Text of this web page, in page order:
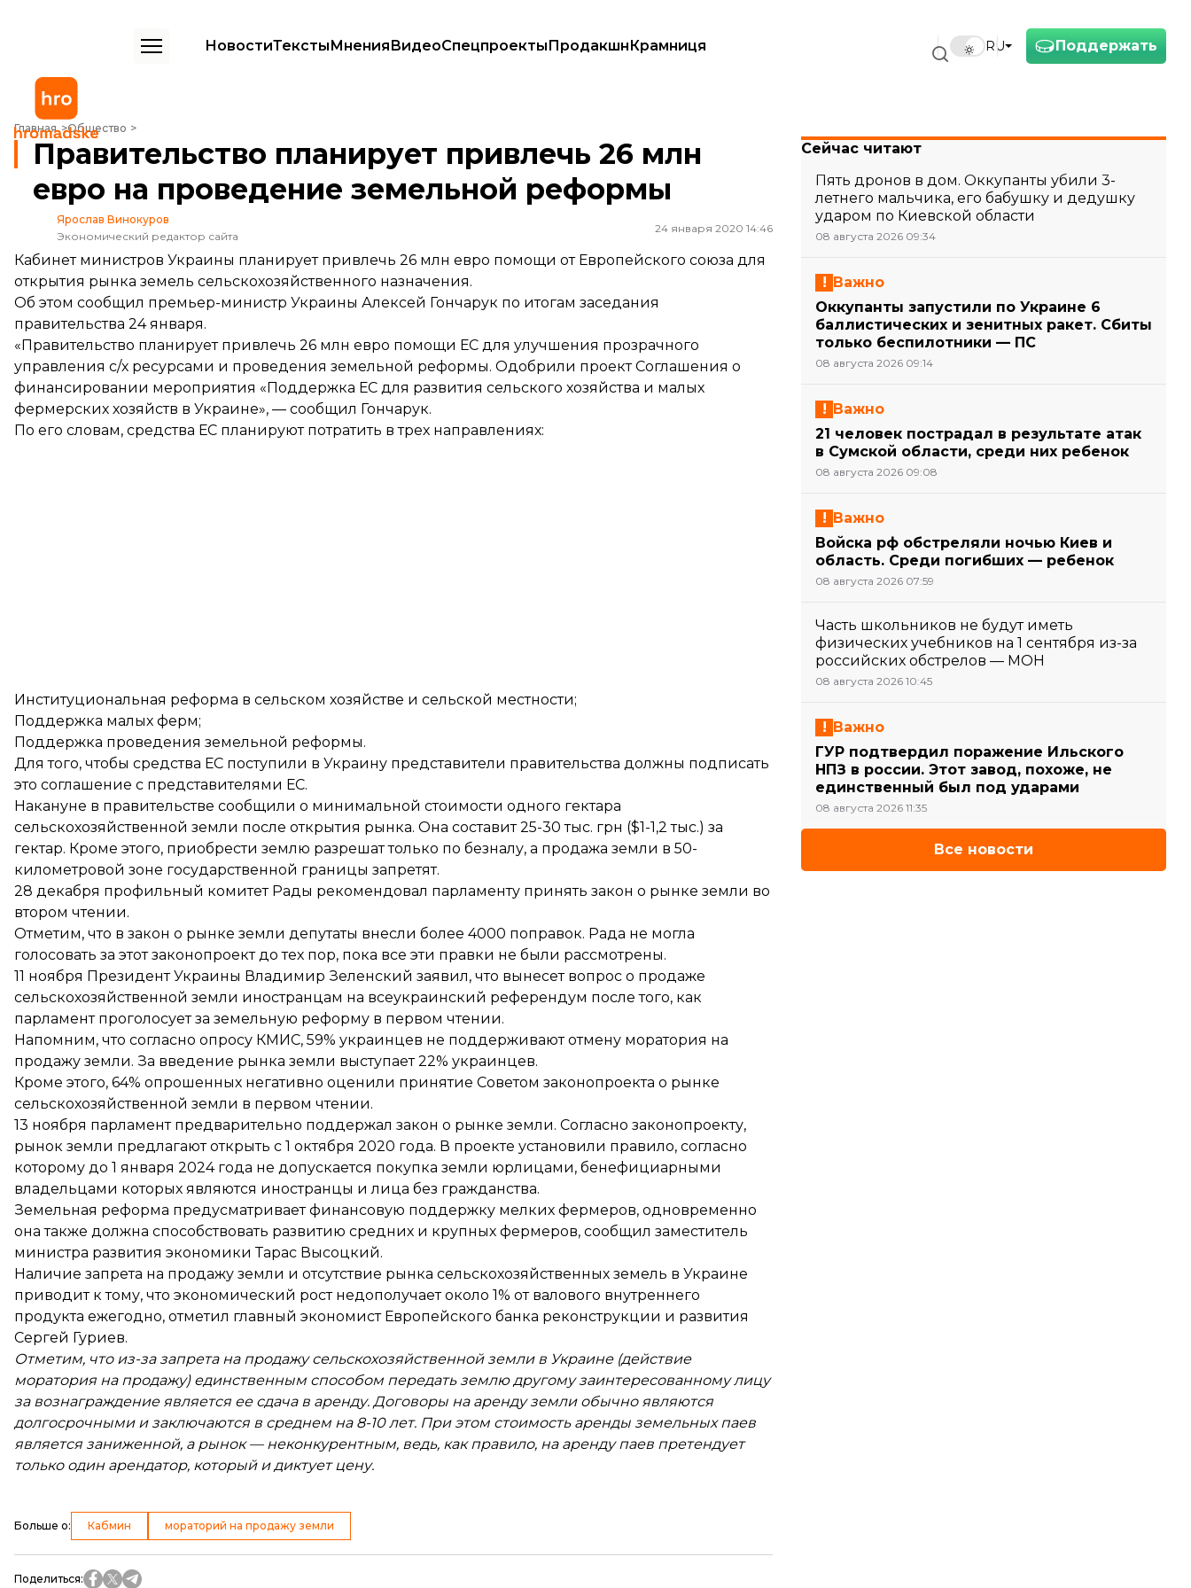
Поддержать
RU
НовостиТекстыМненияВидеоСпецпроектыПродакшнКрамниця
Главная Общество
Правительство планирует привлечь 26 млн евро на проведение земельной реформы
Правительство планирует привлечь 26 млн
евро на проведение земельной реформы
Ярослав Винокуров
Экономический редактор сайта
24 января 2020 14:46
Кабинет министров Украины планирует привлечь 26 млн евро помощи от Европейского союза для
открытия рынка земель сельскохозяйственного назначения.
Об этом сообщил премьер-министр Украины Алексей Гончарук по итогам заседания
правительства 24 января.
«Правительство планирует привлечь 26 млн евро помощи ЕС для улучшения прозрачного
управления с/х ресурсами и проведения земельной реформы. Одобрили проект Соглашения о
финансировании мероприятия «Поддержка ЕС для развития сельского хозяйства и малых
фермерских хозяйств в Украине», — сообщил Гончарук.
По его словам, средства ЕС планируют потратить в трех направлениях:
Институциональная реформа в сельском хозяйстве и сельской местности;
Поддержка малых ферм;
Поддержка проведения земельной реформы.
Для того, чтобы средства ЕС поступили в Украину представители правительства должны подписать
это соглашение с представителями ЕС.
Накануне в правительстве сообщили о минимальной стоимости одного гектара
сельскохозяйственной земли после открытия рынка. Она составит25-30 тыс. грн ($1-1,2 тыс.) за
гектар. Кроме этого, приобрести землю разрешат только по безналу, а продажа земли в 50-
километровой зоне государственной границы запретят.
28 декабря профильный комитет Рады рекомендовал парламенту принять закон о рынке земли во
втором чтении.
Отметим, что в закон о рынке земли депутаты внесли более 4000 поправок. Рада не могла
голосовать за этот законопроект до тех пор, пока все эти правки не были рассмотрены.
11 ноября Президент Украины Владимир Зеленский заявил, что вынесет вопрос о продаже
сельскохозяйственной земли иностранцам на всеукраинский референдум после того, как
парламент проголосует за земельную реформу в первом чтении.
Напомним, что согласно опросу КМИС, 59% украинцев не поддерживаютотмену моратория на
продажу земли. За введение рынка земли выступает 22% украинцев.
Кроме этого, 64% опрошенных негативно оценили принятие Советом законопроекта о рынке
сельскохозяйственной земли в первом чтении.
13 ноября парламент предварительно поддержал закон о рынке земли. Согласно законопроекту,
рынок земли предлагают открыть с 1 октября 2020 года. В проекте установили правило, согласно
которому до 1 января 2024 года не допускается покупка земли юрлицами, бенефициарными
владельцами которых являются иностранцы и лица без гражданства.
Земельная реформа предусматривает финансовую поддержку мелких фермеров, одновременно
она также должна способствовать развитию средних и крупных фермеров, сообщил заместитель
министра развития экономики Тарас Высоцкий.
Наличие запрета на продажу земли и отсутствие рынка сельскохозяйственных земель в Украине
приводит к тому, что экономический рост недополучает около 1% от валового внутреннего
продукта ежегодно, отметил главный экономист Европейского банка реконструкции и развития
Сергей Гуриев.
Отметим, что из-за запрета на продажу сельскохозяйственной земли в Украине (действие
моратория на продажу) единственным способом передать землю другому заинтересованному лицу
за вознаграждение является ее сдача в аренду. Договоры на аренду земли обычно являются
долгосрочными и заключаются в среднем на 8-10 лет. При этом стоимость аренды земельных паев
является заниженной, а рынок — неконкурентным, ведь, как правило, на аренду паев претендует
только один арендатор, который и диктует цену.
Больше о: Кабмин мораторий на продажу земли
Поделиться:
Сейчас читают
Пять дронов в дом. Оккупанты убили 3-
летнего мальчика, его бабушку и дедушку
ударом по Киевской области
08 августа 2026 09:34
Важно
Оккупанты запустили по Украине 6
баллистических и зенитных ракет. Сбиты
только беспилотники — ПС
08 августа 2026 09:14
Важно
21 человек пострадал в результате атак
в Сумской области, среди них ребенок
08 августа 2026 09:08
Важно
Войска рф обстреляли ночью Киев и
область. Среди погибших — ребенок
08 августа 2026 07:59
Часть школьников не будут иметь
физических учебников на 1 сентября из-за
российских обстрелов — МОН
08 августа 2026 10:45
Важно
ГУР подтвердил поражение Ильского
НПЗ в россии. Этот завод, похоже, не
единственный был под ударами
08 августа 2026 11:35
Все новости